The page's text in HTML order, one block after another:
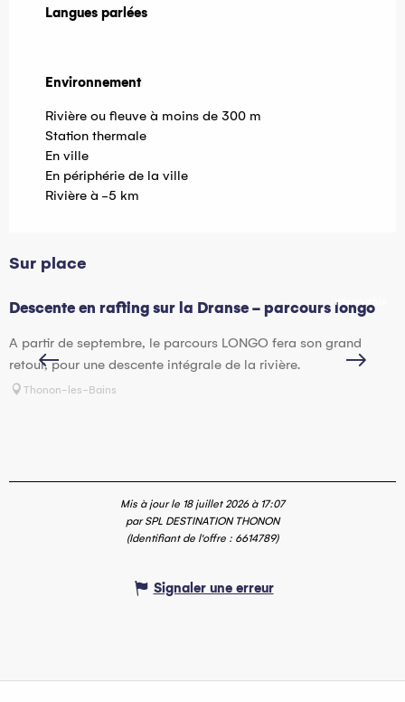
Langues parlées
Langues parlées
Environnement
Environnement
Rivière ou fleuve à moins de 300 m
Station thermale
En ville
En périphérie de la ville
Rivière à -5 km
Sur place
Descente en rafting sur la Dranse - parcours longo
A partir de septembre, le parcours LONGO fera son grand
retour, pour une descente intégrale de la rivière.
Thonon-les-Bains
Réservable
Mis à jour le 18 juillet 2026 à 17:07
par SPL DESTINATION THONON
(Identifiant de l'offre : 6614789)
Signaler une erreur